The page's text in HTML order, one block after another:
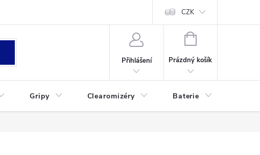
CZK
Přihlášení
NÁKUPNÍ
Prázdný košík
Gripy Clearomizéry Baterie